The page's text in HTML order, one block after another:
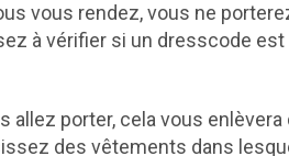
vous rendez, vous ne
à vérifier si un dresscode
allez porter, cela vous
des vêtements dans